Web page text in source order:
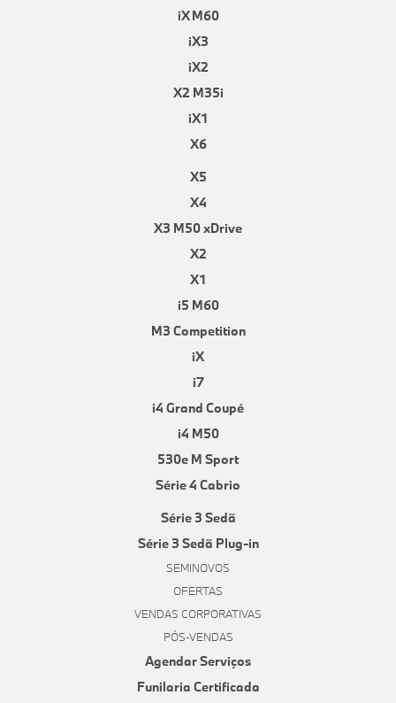
iX M60
iX3
iX2
X2 M35i
iX1
X6
X5
X4
X3 M50 xDrive
X2
X1
i5 M60
M3 Competition
iX
i7
i4 Grand Coupé
i4 M50
530e M Sport
Série 4 Cabrio
Série 3 Sedã
Série 3 Sedã Plug-in
SEMINOVOS
OFERTAS
VENDAS CORPORATIVAS
PÓS-VENDAS
Agendar Serviços
Funilaria Certificada